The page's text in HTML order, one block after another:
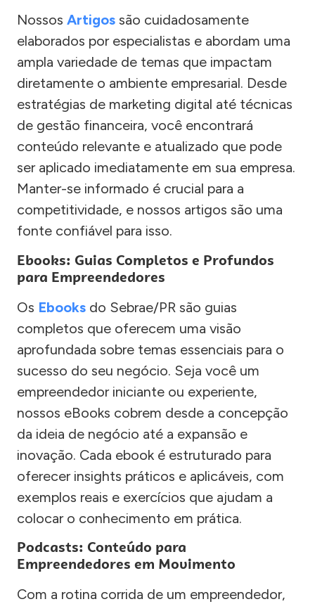
Nossos Artigos são cuidadosamente
elaborados por especialistas e abordam uma
ampla variedade de temas que impactam
diretamente o ambiente empresarial. Desde
estratégias de marketing digital até técnicas
de gestão financeira, você encontrará
conteúdo relevante e atualizado que pode
ser aplicado imediatamente em sua empresa.
Manter-se informado é crucial para a
competitividade, e nossos artigos são uma
fonte confiável para isso.
Ebooks: Guias Completos e Profundos
para Empreendedores
Os Ebooks do Sebrae/PR são guias
completos que oferecem uma visão
aprofundada sobre temas essenciais para o
sucesso do seu negócio. Seja você um
empreendedor iniciante ou experiente,
nossos eBooks cobrem desde a concepção
da ideia de negócio até a expansão e
inovação. Cada ebook é estruturado para
oferecer insights práticos e aplicáveis, com
exemplos reais e exercícios que ajudam a
colocar o conhecimento em prática.
Podcasts: Conteúdo para
Empreendedores em Movimento
Com a rotina corrida de um empreendedor,